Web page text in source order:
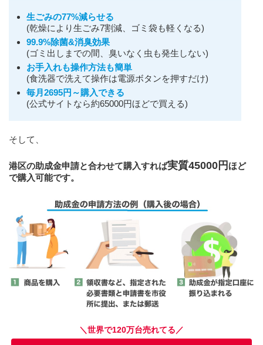
生ごみの77%減らせる
(乾燥により生ごみ7割減、ゴミ袋も軽くなる)
99.9%除菌&消臭効果
(ゴミ出しまでの間、臭いなく虫も発生しない)
お手入れも操作方法も簡単
(食洗器で洗えて操作は電源ボタンを押すだけ)
毎月2695円～購入できる
(公式サイトなら約65000円ほどで買える)
そして、
港区の助成金申請と合わせて購入すれば実質45000円ほど
で購入可能です。
＼世界で120万台売れてる／